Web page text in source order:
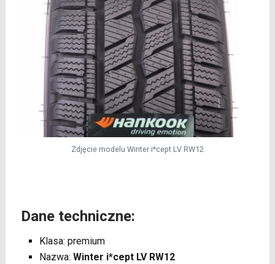
Zdjęcie modelu Winter i*cept LV RW12
Dane techniczne:
Klasa: premium
Nazwa: Winter i*cept LV RW12